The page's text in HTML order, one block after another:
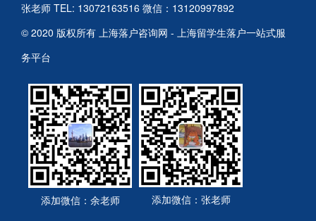
张老师 TEL: 13072163516 微信：13120997892
© 2020 版权所有 上海落户咨询网 - 上海留学生落户一站式服
务平台
添加微信：余老师 添加微信：张老师